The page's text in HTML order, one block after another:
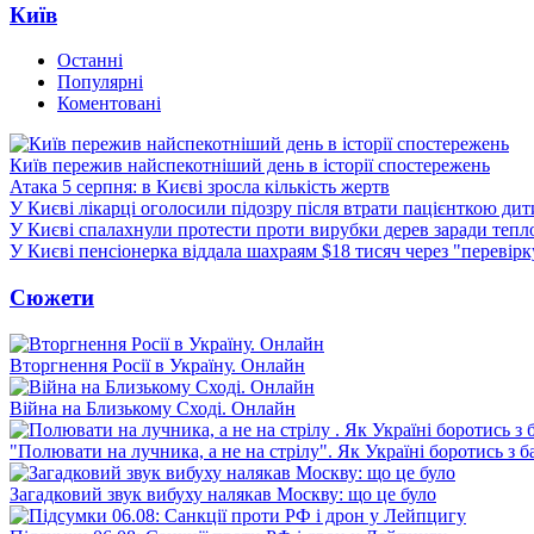
Київ
Останні
Популярні
Коментовані
Київ пережив найспекотніший день в історії спостережень
Атака 5 серпня: в Києві зросла кількість жертв
У Києві лікарці оголосили підозру після втрати пацієнткою
У Києві спалахнули протести проти вирубки дерев заради
У Києві пенсіонерка віддала шахраям $18 тисяч через
Сюжети
Вторгнення Росії в Україну. Онлайн
Війна на Близькому Сході. Онлайн
"Полювати на лучника, а не на стрілу". Як Україні боротись з
Загадковий звук вибуху налякав Москву: що це було